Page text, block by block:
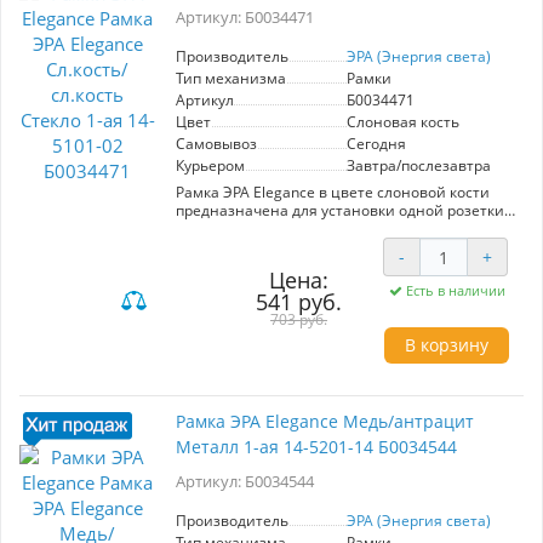
Артикул: Б0034471
Производитель
ЭРА (Энергия света)
Тип механизма
Рамки
Артикул
Б0034471
Цвет
Слоновая кость
Самовывоз
Сегодня
Курьером
Завтра/послезавтра
Рамка ЭРА Elegance в цвете слоновой кости
предназначена для установки одной розетки
высококачественного пластика, она устойчива
к механическим повреждениям и UV-
излучению, что обеспечивает долговечность и
сохранность цвета. Стеклянная поверхность
придаёт изделию стильный и современный
вид, легко вписываясь в любой интерьер.
Простота монтажа и возможность
делают её универсальным решением для
создания гармоничного пространства. Рамка
сочетает в себе элегантность и практичность,
что делает её отличным выбором для дома
Цена:
541 руб.
703 руб.
- +
Есть в наличии
В корзину
Рамка ЭРА Elegance Медь/антрацит
Металл 1-ая 14-5201-14 Б0034544
Артикул: Б0034544
Производитель
ЭРА (Энергия света)